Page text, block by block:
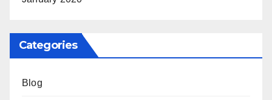
Categories
Blog